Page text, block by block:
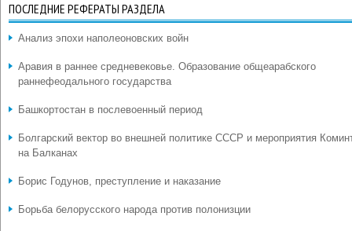
ПОСЛЕДНИЕ РЕФЕРАТЫ РАЗДЕЛА
Анализ эпохи наполеоновских войн
Аравия в раннее средневековье. Образование общеарабского
раннефеодального государства
Башкортостан в послевоенный период
Болгарский вектор во внешней политике СССР и мероприятия
на Балканах
Борис Годунов, преступление и наказание
Борьба белорусского народа против полонизции